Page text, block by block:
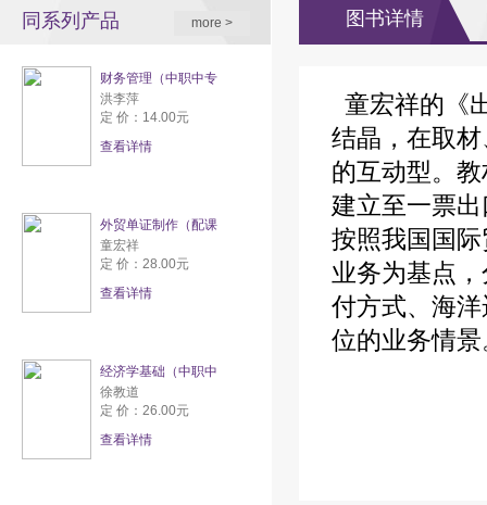
同系列产品 more >
财务管理（中职中专
洪李萍
定 价：14.00元
查看详情
外贸单证制作（配课
童宏祥
定 价：28.00元
查看详情
经济学基础（中职中
徐教道
定 价：26.00元
查看详情
图书详情
童宏祥的《
结晶，在取
的互动型。
建立至一票
按照我国国
业务为基点
付方式、海
位的业务情景